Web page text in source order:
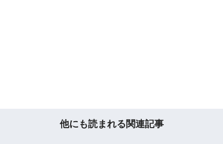
他にも読まれる関連記事